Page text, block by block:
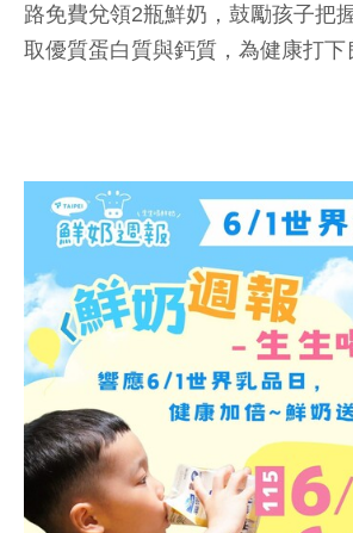
路免費兌領2瓶鮮奶，鼓勵孩子把
取優質蛋白質與鈣質，為健康打下